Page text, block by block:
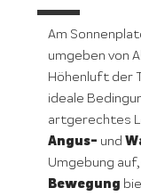
Am
umgeben von
Höhenluft der
ideale
artgerechtes
Angus- und
Umgebung
Bewegung